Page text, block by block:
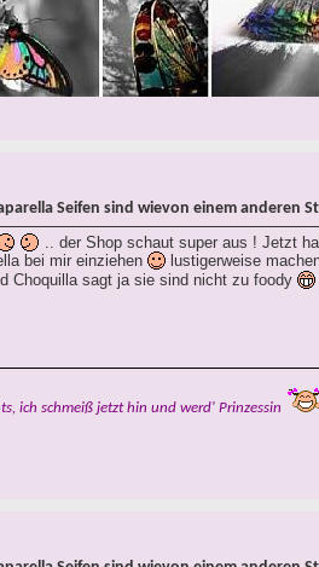
Seifen sind wievon einem anderen
.. der Shop schaut super aus ! Jetzt
bei mir einziehen
lustigerweise
Choquilla sagt ja sie sind nicht zu foody
ich schmeiß jetzt hin und werd' Prinzessin